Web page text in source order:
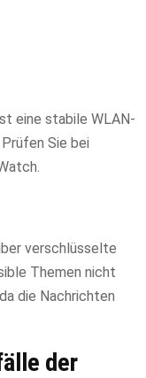
eine stabile WLAN-
Sie bei
verschlüsselte
Themen nicht
die Nachrichten
der